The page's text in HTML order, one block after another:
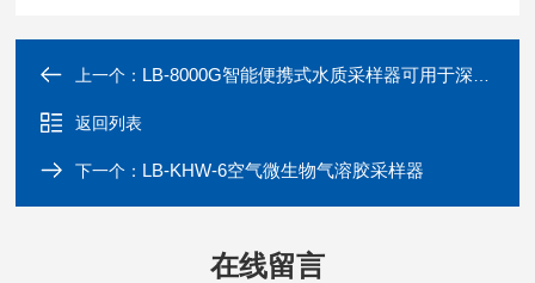
上一个： LB-8000G智能便携式水质采样器可用于深井8米
返回列表
下一个： LB-KHW-6空气微生物气溶胶采样器
在线留言